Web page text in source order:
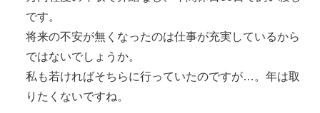
です。
将来の不安が無くなったのは仕事が充実しているから
ではないでしょうか。
私も若ければそちらに行っていたのですが…。年は取
りたくないですね。